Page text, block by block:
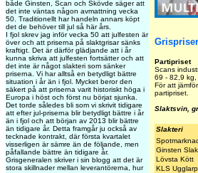
både Ginsten, Scan och Skövde säger att
det inte väntas någon avmattning vecka
50. Traditionellt har handeln annars köpt
det de behöver till jul så här års.
I fjol skrev jag inför vecka 50 att julfesten är
över och att priserna på slaktgrisar sänks
kraftigt. Det är därför glädjande att i år
kunna skriva att julfesten fortsätter och att
det inte är något slakteri som sänker
priserna. Vi har alltså en betydligt bättre
situation i år än i fjol. Mycket beror den
säkert på att priserna varit historiskt höga i
Europa i höst och först nu börjat sjunka.
Det torde således bli som vi skrivit tidigare
att efter jul-priserna blir betydligt bättre i år
än i fjol och att början av 2013 blir bättre
än tidigare år. Detta framgår ju också av
tecknade kontrakt, där första kvartalet
visserligen är sämre än de följande, men
påfallande bättre än tidigare år.
Grisgeneralen skriver i sin blogg att det är
stora skillnader mellan leverantörerna, hur
Partipriset
Scans
69 - 82,9 kg,
För att
partipriset.
Slaktsvin,
Slakteri
Ginsten
Lövsta Kött
KLS